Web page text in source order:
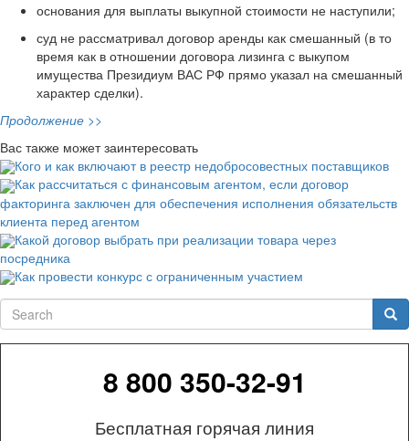
основания для выплаты выкупной стоимости не наступили;
суд не рассматривал договор аренды как смешанный (в то
время как в отношении договора лизинга с выкупом
имущества Президиум ВАС РФ прямо указал на смешанный
характер сделки).
Продолжение >>
Вас также может заинтересовать
Кого и как включают в реестр недобросовестных поставщиков
Как рассчитаться с финансовым агентом, если договор
факторинга заключен для обеспечения исполнения обязательств
клиента перед агентом
Какой договор выбрать при реализации товара через
посредника
Как провести конкурс с ограниченным участием
Search
8 800 350-32-91
Бесплатная горячая линия